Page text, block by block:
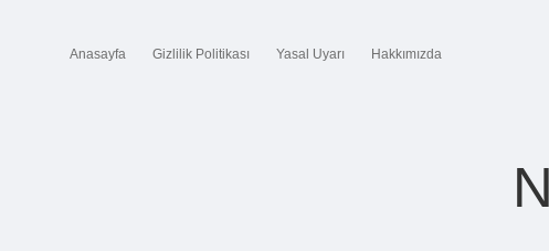
Anasayfa Gizlilik Politikası Yasal Uyarı Hakkımızda